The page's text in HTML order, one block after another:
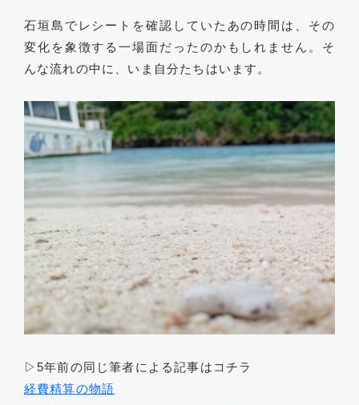
石垣島でレシートを確認していたあの時間は、その
変化を象徴する一場面だったのかもしれません。そ
んな流れの中に、いま自分たちはいます。
▷5年前の同じ筆者による記事はコチラ
経費精算の物語